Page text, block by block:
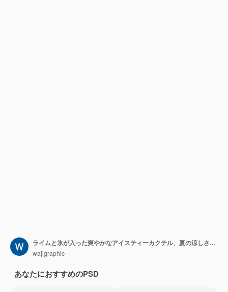
ライムと氷が入った爽やかなアイスティーカクテル、夏の涼しさをすぐに味わえるドリンク
wajigraphic
あなたにおすすめのPSD